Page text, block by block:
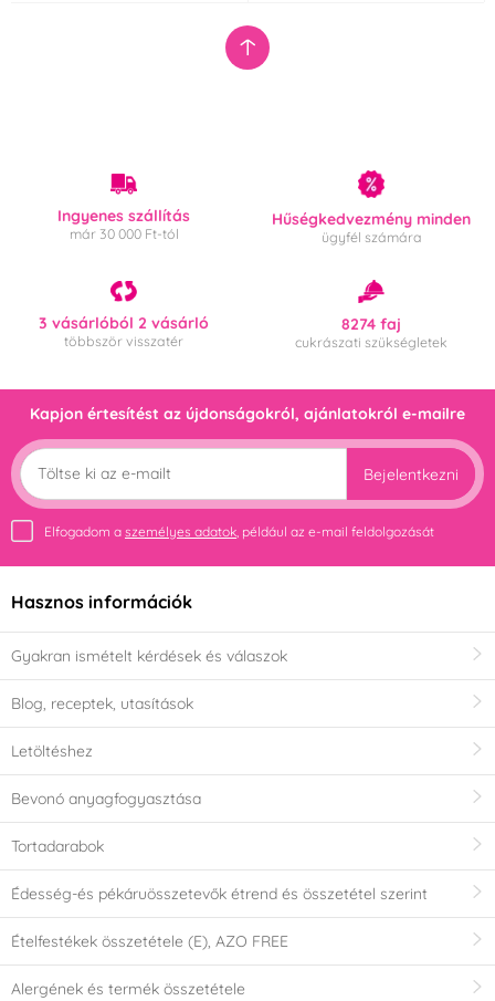
Ingyenes szállítás
már 30 000 Ft-tól
Hűségkedvezmény minden
ügyfél számára
3 vásárlóból 2 vásárló
többször visszatér
8274 faj
cukrászati szükségletek
Kapjon értesítést az újdonságokról, ajánlatokról e-mailre
Bejelentkezni
Elfogadom a személyes adatok, például az e-mail feldolgozását
Hasznos információk
Gyakran ismételt kérdések és válaszok
Blog, receptek, utasítások
Letöltéshez
Bevonó anyagfogyasztása
Tortadarabok
Édesség-és pékáruösszetevők étrend és összetétel szerint
Ételfestékek összetétele (E), AZO FREE
Alergének és termék összetétele